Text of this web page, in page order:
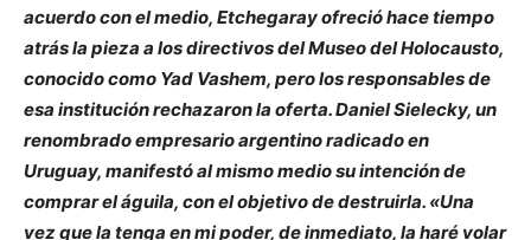
acuerdo con el medio, Etchegaray ofreció hace tiempo
atrás la pieza a los directivos del Museo del Holocausto,
conocido como Yad Vashem, pero los responsables de
esa institución rechazaron la oferta. Daniel Sielecky, un
renombrado empresario argentino radicado en
Uruguay, manifestó al mismo medio su intención de
comprar el águila, con el objetivo de destruirla. «Una
vez que la tenga en mi poder, de inmediato, la haré volar